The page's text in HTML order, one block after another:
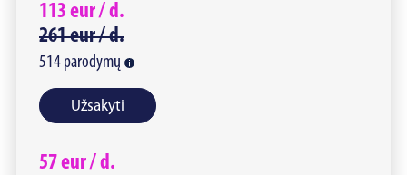
113 eur /d.
261eur /d.
514 parodymų
Užsakyti
57eur /d.